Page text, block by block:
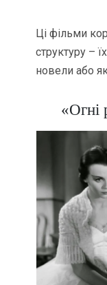
Ці фільми
структуру –
новели або
«Огні